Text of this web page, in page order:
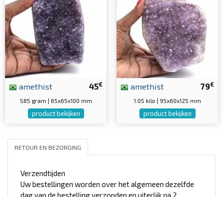
45€
amethist
585 gram | 65x65x100 mm
product bekijken
79€
amethist
1.05 kilo | 95x60x125 mm
product bekijken
RETOUR EN BEZORGING
Verzendtijden
Uw bestellingen worden over het algemeen dezelfde
dag van de bestelling verzonden en uiterlijk na 2